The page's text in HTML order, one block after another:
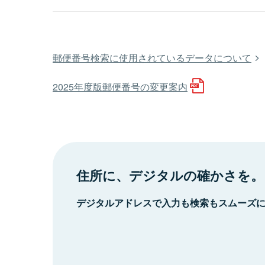
郵便番号検索に使用されているデータについて
2025年度版郵便番号の変更案内
住所に、デジタルの確かさを。
デジタルアドレスで入力も検索もスムーズ